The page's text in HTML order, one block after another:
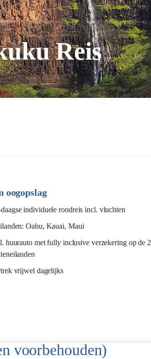
Reis
oogopslag
individuele rondreis incl. vluchten
Oahu, Kauai, Maui
huurauto met fully inclusive verzekering op de 2
vrijwel dagelijks
voorbehouden)